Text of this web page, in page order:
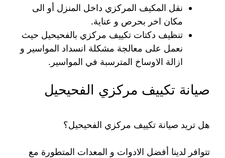
نقل المكيف المركزي داخل المنزل أو الى
مكان اخر بحرص و عناية.
تنظيف دكتات تكييف مركزي بالفحيحيل حيث
نعمل على معالجة مشكلة انسداد المواسير و
ازالة الاوساخ المترسبة في المواسير.
صيانة تكييف مركزي الفحيحيل
هل تريد صيانة تكييف مركزي الفحيحيل؟
تتوافر لدينا أفضل الادوات و المعدات المتطورة مع